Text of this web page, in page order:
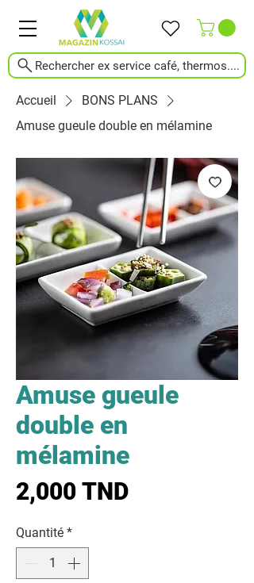
Rechercher ex service café, thermos....
Accueil
BONS PLANS
Amuse gueule double en mélamine
Amuse gueule
double en
mélamine
2,000 TNDPrix
Quantité *